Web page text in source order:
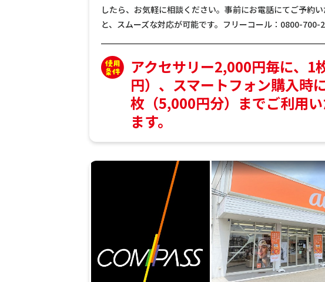
したら、お気軽に相談ください。事前にお電話にてご予約
と、スムーズな対応が可能です。フリーコール：0800-700-
アクセサリー2,000円毎に、1
円）、スマートフォン購入時
枚（5,000円分）までご利用
ます。